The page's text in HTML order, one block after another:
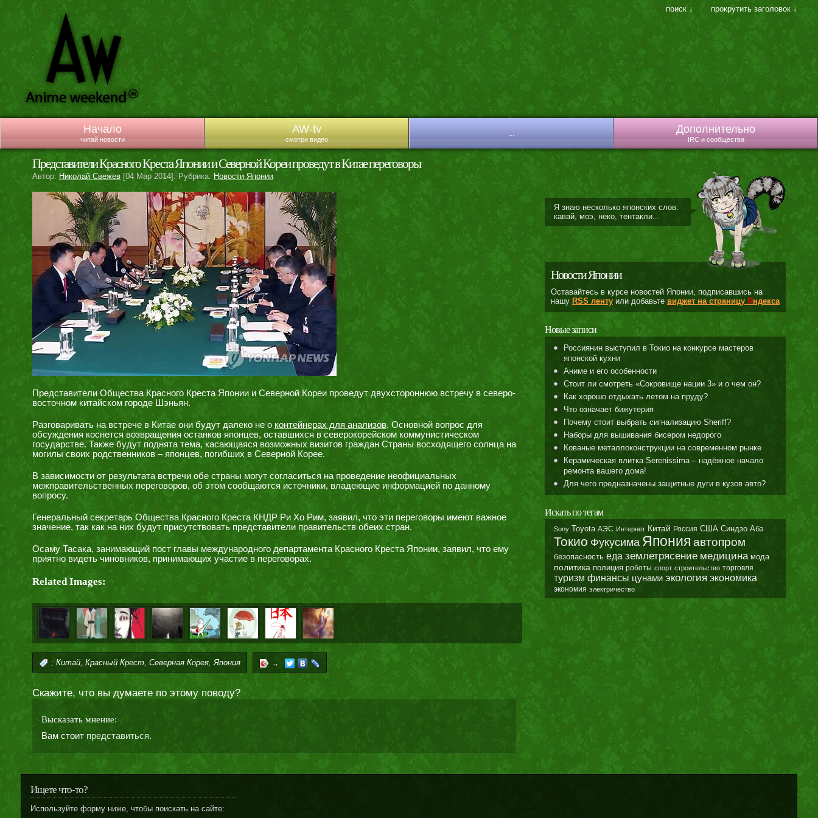
Начало
читай новости
AW-tv
смотри видео
Дополнительно
IRC и сообщества
поиск ↓ прокрутить заголовок ↓
Представители Красного Креста Японии и Северной Кореи проведут в Китае переговоры
Автор: Николай Свежев[04 Мар 2014]. Рубрика: Новости Японии
Представители Общества Красного Креста Японии и Северной Кореи проведут двухстороннюю встречу в северо-
восточном китайском городе Шэньян.
Разговаривать на встрече в Китае они будут далеко не о контейнерах для анализов. Основной вопрос для
обсуждения коснется возвращения останков японцев, оставшихся в северокорейском коммунистическом
государстве. Также будут поднята тема, касающаяся возможных визитов граждан Страны восходящего солнца на
могилы своих родственников – японцев, погибших в Северной Корее.
В зависимости от результата встречи обе страны могут согласиться на проведение неофициальных
межправительственных переговоров, об этом сообщаются источники, владеющие информацией по данному
вопросу.
Генеральный секретарь Общества Красного Креста КНДР Ри Хо Рим, заявил, что эти переговоры имеют важное
значение, так как на них будут присутствовать представители правительств обеих стран.
Осаму Тасака, занимающий пост главы международного департамента Красного Креста Японии, заявил, что ему
приятно видеть чиновников, принимающих участие в переговорах.
Related Images:
: Китай, Красный Крест, Северная Корея,Япония →
Скажите, что вы думаете по этому поводу?
Высказать мнение:
Вам стоит представиться.
Я знаю несколько японских слов:
кавай, моэ, неко, тентакли...
Новости Японии
Оставайтесь в курсе новостей Японии, подписавшись на
нашу RSS лентуили добавьте виджет на страницу Яндекса
Новые записи
Россиянин выступил в Токио на конкурсе мастеров
японской кухни
Аниме и его особенности
Стоит ли смотреть «Сокровище нации 3» и о чем он?
Как хорошо отдыхать летом на пруду?
Что означает бижутерия
Почему стоит выбрать сигнализацию Sheriff?
Наборы для вышивания бисером недорого
Кованые металлоконструкции на современном рынке
Керамическая плитка Serenissima – надёжное начало
ремонта вашего дома!
Для чего предназначены защитные дуги в кузов авто?
Искать по тегам
Sony Toyota АЭС Интернет Китай Россия США Синдзо Абэ
Токио Фукусима Япония автопром
безопасность еда землетрясение медицина мода
политика полиция роботы спорт строительство торговля
туризм финансы цунами экология экономика
экономия электричество
Ищете что-то?
Используйте форму ниже, чтобы поискать на сайте: